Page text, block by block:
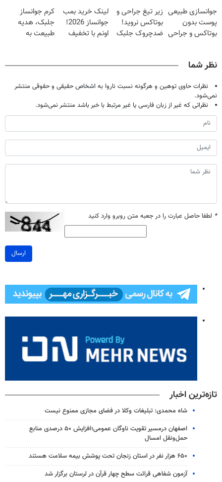
40%تخفیف)
جوانسازی طبیعی
پوست بدون
بوتاکس و جراحی
زیر تیغ جراحی و
بوتاکس نروید!
ضدچروک جلبک
لینک خرید بمب
جوانساز 2026!
اونم با تخفیف
کرم جوانساز
جلبک، هدیه
طبیعت به
نظر شما
نظرات حاوی توهین و هرگونه نسبت ناروا به اشخاص حقیقی و حقوقی منتشر
نمی‌شود.
نظراتی که غیر از زبان فارسی یا غیر مرتبط با خبر باشد منتشر نمی‌شود.
* لطفا حاصل عبارت را در جعبه متن روبرو وارد کنید
ارسال
تازه‌ترین اخبار
شاه محمدی: تبلیغات وکلا در فضای مجازی ممنوع نیست
اصفهان درمسیر تقویت ناوگان عمومی؛افزایش ۵۰ درصدی منابع
حمل‌ونقل امسال
۶۵۰ هزار نفر در استان زنجان تحت پوشش بیمه سلامت هستند
آزمون شفاهی قرائت سطح چهار قرآن در لرستان برگزار شد